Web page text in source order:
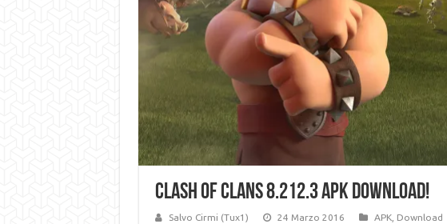
Clash of Clans 8.212.3 APK Download!
Salvo Cirmi (Tux1) 24 Marzo 2016 APK, Download